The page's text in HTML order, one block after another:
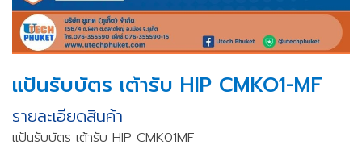
แปันรับบัตร เต้ารับ HIP CMKO1-MF
รายละเอียดสินค้า
แปันรับบัตร เต้ารับ HIP CMK01MF